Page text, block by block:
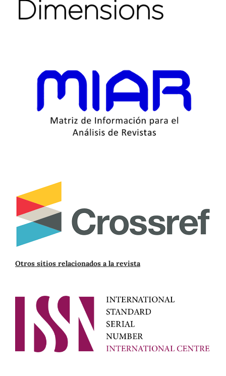
Otros sitios relacionados a la revista